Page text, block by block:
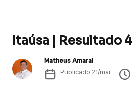
Itaúsa | Resultado
Matheus Amaral
Publicado 21/mar